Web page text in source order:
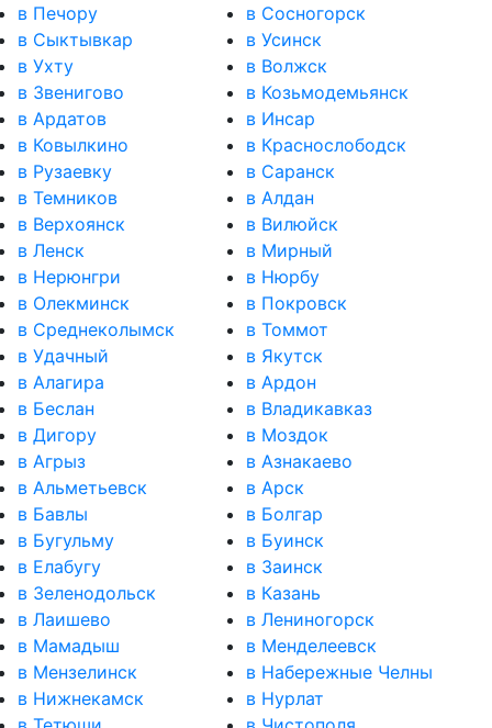
в Печору
в Сосногорск
в Сыктывкар
в Усинск
в Ухту
в Волжск
в Звенигово
в Козьмодемьянск
в Ардатов
в Инсар
в Ковылкино
в Краснослободск
в Рузаевку
в Саранск
в Темников
в Алдан
в Верхоянск
в Вилюйск
в Ленск
в Мирный
в Нерюнгри
в Нюрбу
в Олекминск
в Покровск
в Среднеколымск
в Томмот
в Удачный
в Якутск
в Алагира
в Ардон
в Беслан
в Владикавказ
в Дигору
в Моздок
в Агрыз
в Азнакаево
в Альметьевск
в Арск
в Бавлы
в Болгар
в Бугульму
в Буинск
в Елабугу
в Заинск
в Зеленодольск
в Казань
в Лаишево
в Лениногорск
в Мамадыш
в Менделеевск
в Мензелинск
в Набережные Челны
в Нижнекамск
в Нурлат